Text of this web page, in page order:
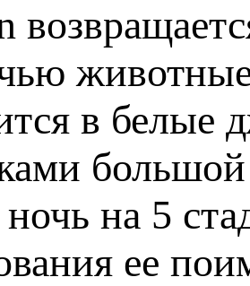
в белые
на 5
ее